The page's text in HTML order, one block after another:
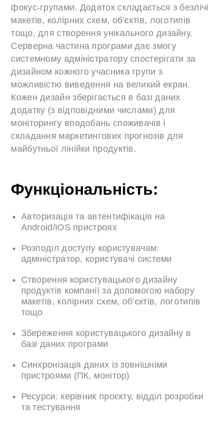
фокус-групами. Додаток складається з безлічі
макетів, колірних схем, об’єктів, логотипів
тощо, для створення унікального дизайну.
Серверна частина програми дає змогу
системному адміністратору спостерігати за
дизайном кожного учасника групи з
можливістю виведення на великий екран.
Кожен дизайн зберігається в базі даних
додатку (з відповідними числами) для
моніторингу вподобань споживачів і
складання маркетингових прогнозів для
майбутньої лінійки продуктів.
Функціональність:
Авторизація та автентифікація на
Android/iOS пристроях
Розподіл доступу користувачам:
адміністратор, користувачі системи
Створення користувацького дизайну
продуктів компанії за допомогою набору
макетів, колірних схем, об’єктів, логотипів
тощо
Збереження користувацького дизайну в
базі даних програми
Синхронізація даних із зовнішніми
пристроями (ПК, монітор)
Ресурси: керівник проєкту, відділ розробки
та тестування